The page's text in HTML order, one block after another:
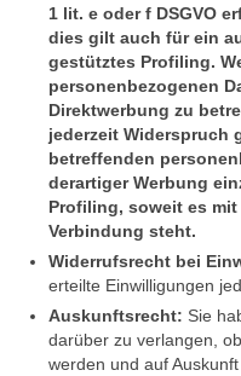
1 lit. e oder f DSGVO
dies gilt auch für ein
gestütztes Profiling.
personenbezogenen
Direktwerbung zu
jederzeit Widerspruch
betreffenden
derartiger Werbung
Profiling, soweit es
Verbindung steht.
Widerrufsrecht bei
erteilte Einwilligungen
Auskunftsrecht: Sie
darüber zu verlangen,
werden und auf